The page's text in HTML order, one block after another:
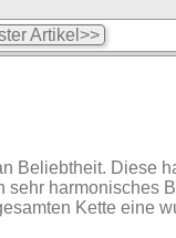
Artikel>>
Beliebtheit. Diese
harmonisches
Kette eine